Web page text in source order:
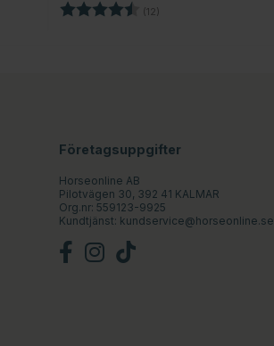
Betyg: (12)
Företagsuppgifter
Horseonline AB
Pilotvägen 30, 392 41 KALMAR
Org.nr: 559123-9925
Kundtjänst: kundservice@horseonline.se